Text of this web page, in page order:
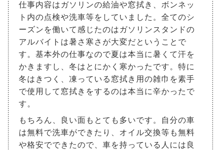
仕事内容はガソリンの給油や窓拭き、ボンネッ
ト内の点検や洗車等をしていました。全てのシ
ーズンを働いて感じたのはガソリンスタンドの
アルバイトは暑さ寒さが大変だということで
す。基本外の仕事なので夏は本当に暑くて汗を
かきますし、冬はとにかく寒かったです。特に
冬はきつく、凍っている窓拭き用の雑巾を素手
で使用して窓拭きをするのは本当に辛かったで
す。
もちろん、良い面もとても多いです。自分の車
は無料で洗車ができたり、オイル交換等も無料
や格安でできたので、車を持っている人には良